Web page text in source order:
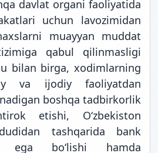
davlat organi faoliyatida
uchun lavozimidan
muayyan muddat
qabul qilinmasligi
bilan birga, xodimlarning
va ijodiy faoliyatdan
boshqa tadbirkorlik
etishi, O‘zbekiston
tashqarida bank
ega bo‘lishi hamda